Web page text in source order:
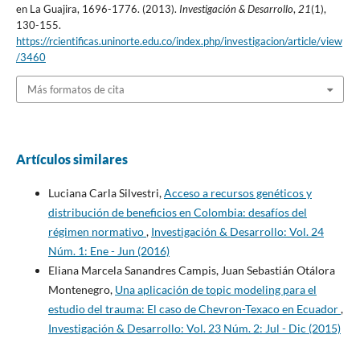
en La Guajira, 1696-1776. (2013). Investigación & Desarrollo, 21(1),
130-155.
https://rcientificas.uninorte.edu.co/index.php/investigacion/article/view
/3460
Más formatos de cita
Artículos similares
Luciana Carla Silvestri,Acceso a recursos genéticos y
distribución de beneficios en Colombia: desafíos del
régimen normativo, Investigación & Desarrollo: Vol. 24
Núm. 1: Ene - Jun (2016)
Eliana Marcela Sanandres Campis, Juan Sebastián Otálora
Montenegro, Una aplicación de topic modeling para el
estudio del trauma: El caso de Chevron-Texaco en Ecuador,
Investigación & Desarrollo: Vol. 23 Núm. 2: Jul - Dic (2015)